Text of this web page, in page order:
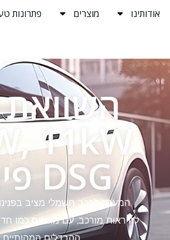
אודותינו מוצרים פתרונות
DSG פיתרונות טעינה מתאימה לך?
המעבר לרכב חשמלי מציב
ההבדלים המהותיים